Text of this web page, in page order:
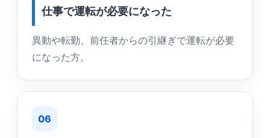
仕事で運転が必要になった
異動や転勤、前任者からの引継ぎで運転が必要
になった方。
06